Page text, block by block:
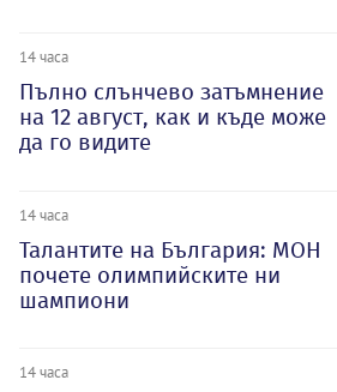
14 часа
Пълно слънчево затъмнение
на 12 август, как и къде може
да го видите
14 часа
Талантите на България: МОН
почете олимпийските ни
шампиони
14 часа